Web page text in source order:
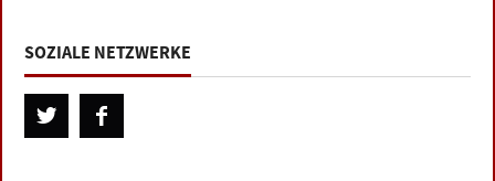
SOZIALE NETZWERKE